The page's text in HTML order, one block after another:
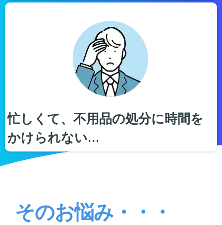
忙しくて、不用品の処分に時間を
かけられない…
そのお悩み・・・